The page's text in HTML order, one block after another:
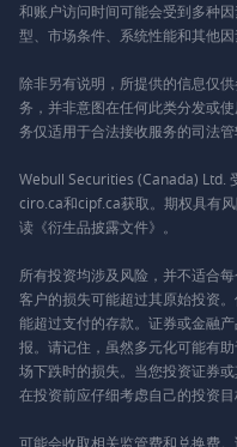
和账户访问时间可能会受到多种
型、市场条件、系统性能和其他因
除非另有说明，所提供的信息仅
务，并非意图在任何此类分发或
务仅适用于合法接收服务的司法管
Webull Securities (Canada) Ltd.
ciro.ca和cipf.ca获取。期权具有
读《衍生品披露文件》。
所有投资均涉及风险，并不适合
客户的损失可能超过其原始投资
能超过支付的存款。证券或金融
报。请记住，虽然多元化可能有
场下跌时的损失。当您投资证券
在投资前应仔细考虑自己的投资目
可能会收取相关监管费和兑换费